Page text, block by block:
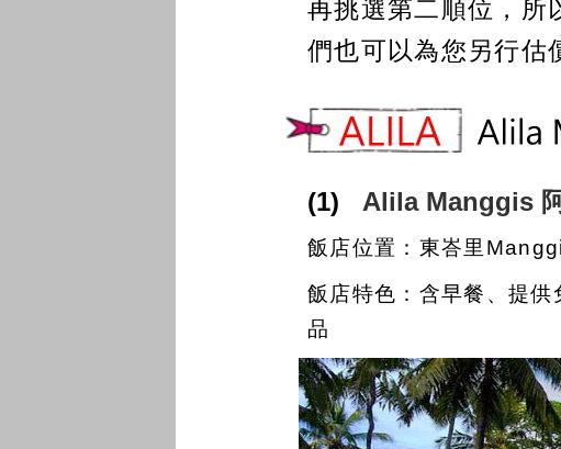
再挑選第二順位，所
們也可以為您另行估
(1) Alila Manggis
飯店位置：東峇里
飯店特色：含早餐、提供
品